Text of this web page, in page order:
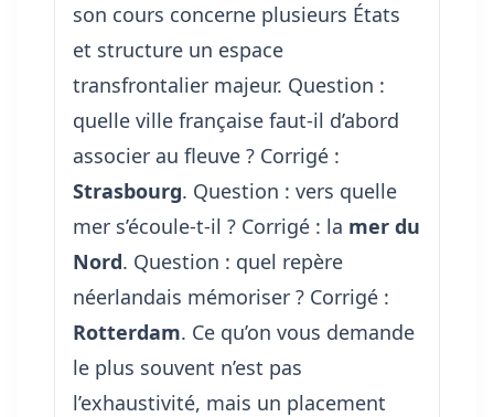
son cours concerne plusieurs États
et structure un espace
transfrontalier majeur. Question :
quelle ville française faut-il d’abord
associer au fleuve ? Corrigé :
Strasbourg. Question : vers quelle
mer s’écoule-t-il ? Corrigé : la mer du
Nord. Question : quel repère
néerlandais mémoriser ? Corrigé :
Rotterdam. Ce qu’on vous demande
le plus souvent n’est pas
l’exhaustivité, mais un placement